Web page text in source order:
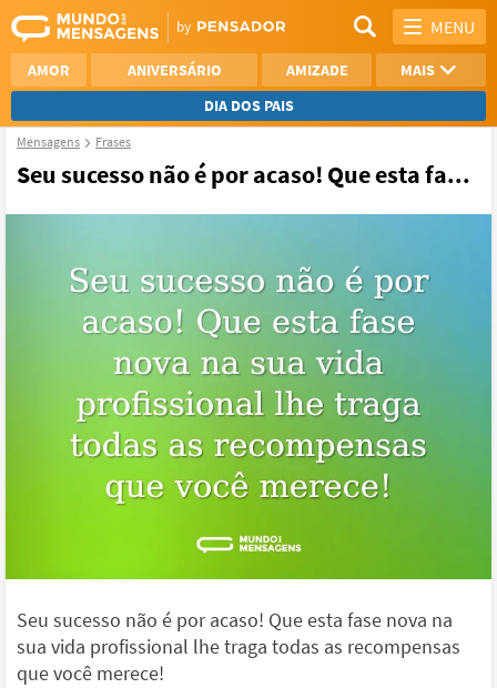
MENU
AMOR ANIVERSÁRIO AMIZADE
MAIS
DIA DOS PAIS
REFLEXÃO
AGRADECIMENTO
Mensagens Frases
Seu sucesso não é por acaso! Que esta fa...
Seu sucesso não é por acaso! Que esta fase nova na
sua vida profissional lhe traga todas as recompensas
que você merece!